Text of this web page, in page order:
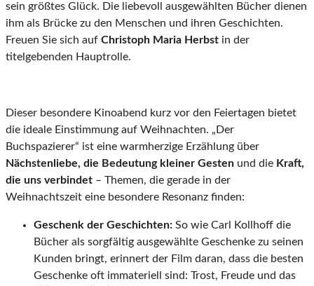
sein größtes Glück. Die liebevoll ausgewählten Bücher dienen
ihm als Brücke zu den Menschen und ihren Geschichten.
Freuen Sie sich auf Christoph Maria Herbst in der
titelgebenden Hauptrolle.
Dieser besondere Kinoabend kurz vor den Feiertagen bietet
die ideale Einstimmung auf Weihnachten. „Der
Buchspazierer“ ist eine warmherzige Erzählung über
Nächstenliebe, die Bedeutung kleiner Gesten und die Kraft,
die uns verbindet – Themen, die gerade in der
Weihnachtszeit eine besondere Resonanz finden:
Geschenk der Geschichten: So wie Carl Kollhoff die
Bücher als sorgfältig ausgewählte Geschenke zu seinen
Kunden bringt, erinnert der Film daran, dass die besten
Geschenke oft immateriell sind: Trost, Freude und das